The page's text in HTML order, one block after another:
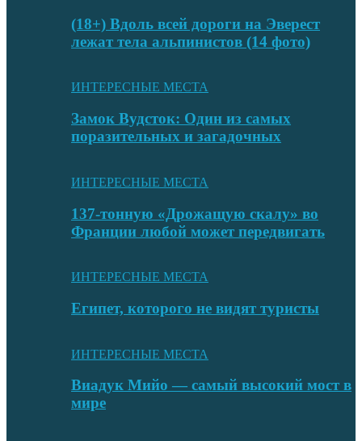
(18+) Вдоль всей дороги на Эверест
лежат тела альпинистов (14 фото)
ИНТЕРЕСНЫЕ МЕСТА
Замок Вудсток: Один из самых
поразительных и загадочных
ИНТЕРЕСНЫЕ МЕСТА
137-тонную «Дрожащую скалу» во
Франции любой может передвигать
ИНТЕРЕСНЫЕ МЕСТА
Египет, которого не видят туристы
ИНТЕРЕСНЫЕ МЕСТА
Виадук Мийо — самый высокий мост в
мире